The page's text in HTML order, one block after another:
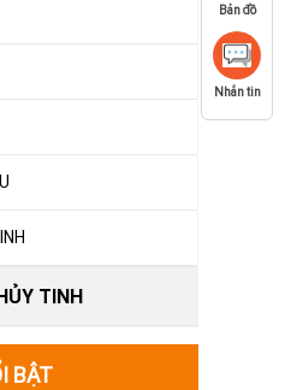
TINH
BẬT
Bản đồ
Nhắn tin